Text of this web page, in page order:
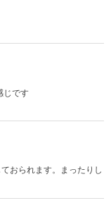
じです
おられます。まったりし